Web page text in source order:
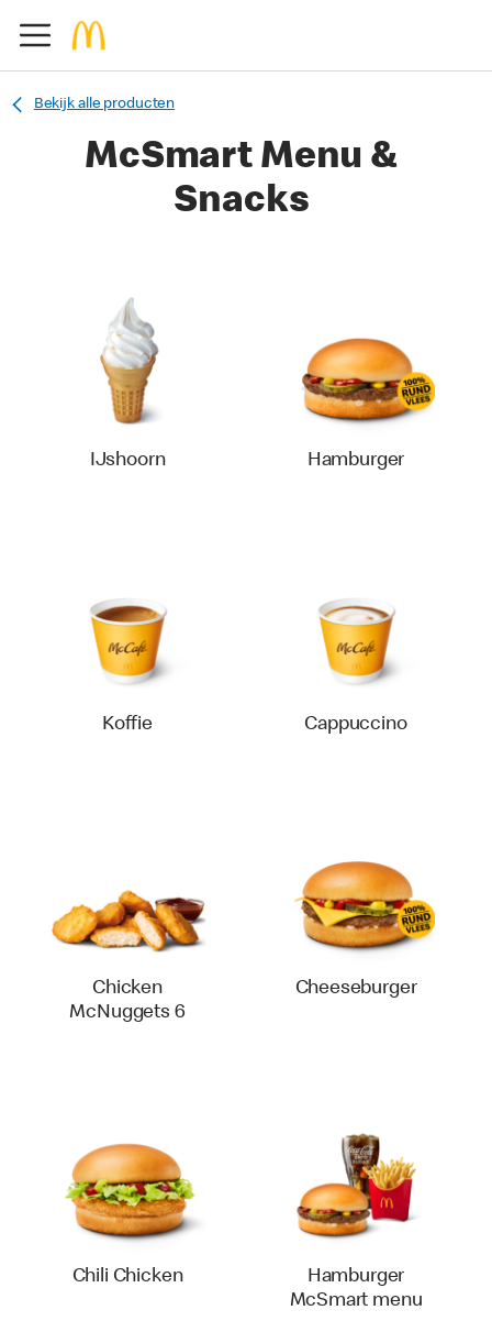
Bekijk alle producten
McSmart Menu &
Snacks
IJshoorn Hamburger
Koffie Cappuccino
Chicken
McNuggets 6
Cheeseburger
Chili Chicken
Hamburger
McSmart menu